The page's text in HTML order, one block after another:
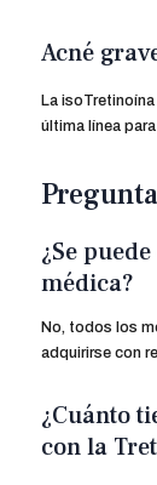
Acné
La
última línea
¿Se
médica?
No, todos los
adquirirse con
¿Cuánto
con la